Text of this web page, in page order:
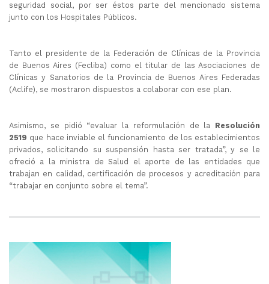
seguridad social, por ser éstos parte del mencionado sistema
junto con los Hospitales Públicos.
Tanto el presidente de la Federación de Clínicas de la Provincia
de Buenos Aires (Fecliba) como el titular de las Asociaciones de
Clínicas y Sanatorios de la Provincia de Buenos Aires Federadas
(Aclife), se mostraron dispuestos a colaborar con ese plan.
Asimismo, se pidió “evaluar la reformulación de la Resolución
2519 que hace inviable el funcionamiento de los establecimientos
privados, solicitando su suspensión hasta ser tratada”, y se le
ofreció a la ministra de Salud el aporte de las entidades que
trabajan en calidad, certificación de procesos y acreditación para
“trabajar en conjunto sobre el tema”.